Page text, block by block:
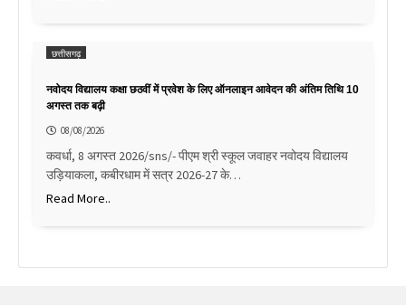
छत्तीसगढ़
नवोदय विद्यालय कक्षा छठवीं में प्रवेश के लिए ऑनलाइन आवेदन की अंतिम तिथि 10
अगस्त तक बढ़ी
08/08/2026
कवर्धा, 8 अगस्त 2026/sns/- पीएम श्री स्कूल जवाहर नवोदय विद्यालय
उड़ियाकला, कबीरधाम में सत्र 2026-27 के…
Read More..